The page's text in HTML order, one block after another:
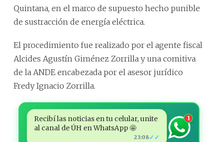
Quintana, en el marco de supuesto hecho punible
de sustracción de energía eléctrica.
El procedimiento fue realizado por el agente fiscal
Alcides Agustín Giménez Zorrilla y una comitiva
de la ANDE encabezada por el asesor jurídico
Fredy Ignacio Zorrilla.
Recibí las noticias en tu celular, unite
al canal de ÚH en WhatsApp 🤩
23:08✓✓
1